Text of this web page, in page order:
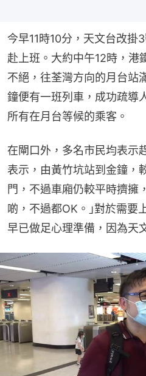
今早11時10分，天文台改掛
赴上班。大約中午12時，港
不絕，往荃灣方向的月台站
鐘便有一班列車，成功疏導
所有在月台等候的乘客。
在閘口外，多名市民均表示
表示，由黃竹坑站到金鐘，
門，不過車廂仍較平時擠擁
啲，不過都OK。｣對於需要
早已做足心理準備，因為天